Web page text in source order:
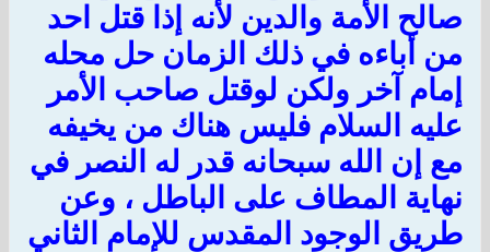
صالح الأمة والدين لأنه إذا قتل احد
من أباءه في ذلك الزمان حل محله
إمام آخر ولكن لوقتل صاحب الأمر
عليه السلام فليس هناك من يخيفه
مع إن الله سبحانه قدر له النصر في
نهاية المطاف على الباطل ، وعن
طريق الوجود المقدس للإمام الثاني